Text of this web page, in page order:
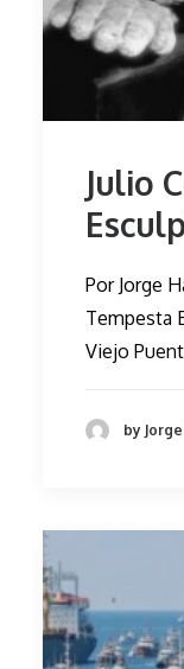
Julio
Por Jorge
Tempesta
Viejo
by